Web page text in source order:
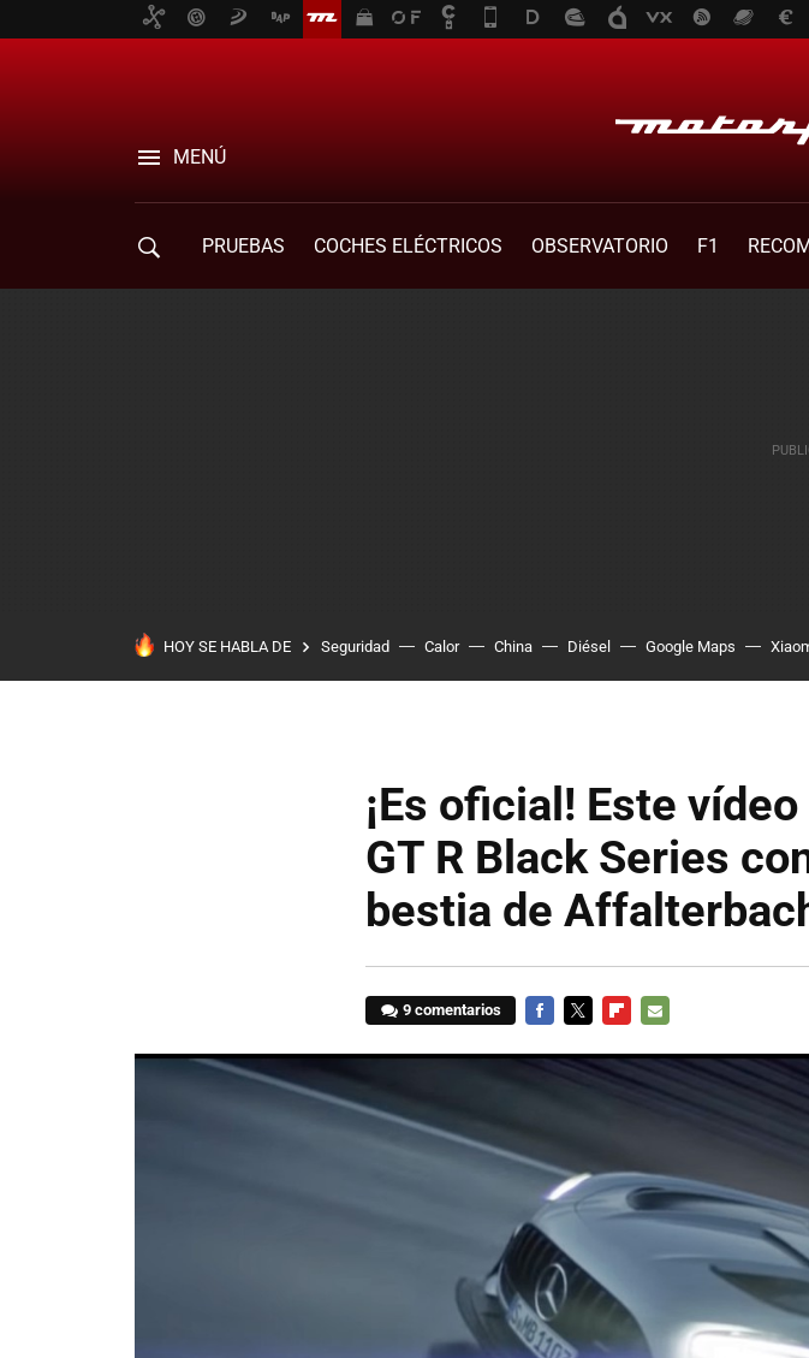
MENÚ
PRUEBAS COCHES ELÉCTRICOS OBSERVATORIO F1
HOY SE HABLA DE Seguridad Calor China Diésel Google Maps
¡Es oficial! Este
GT R Black Series
bestia de
9 comentarios
MAIL